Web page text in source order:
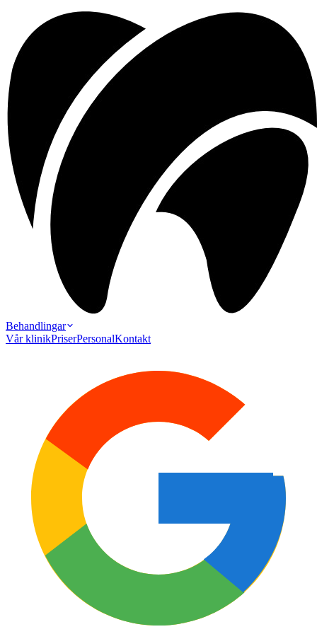
Behandlingar
Vår klinikPriserPersonalKontakt